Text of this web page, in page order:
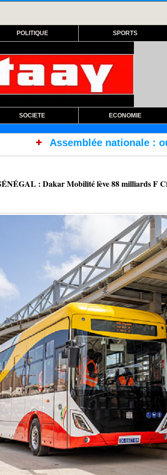
POLITIQUE SPORTS
SOCIETE ECONOMIE
: ouverture session
: Dakar Mobilité lève 88 milliards F